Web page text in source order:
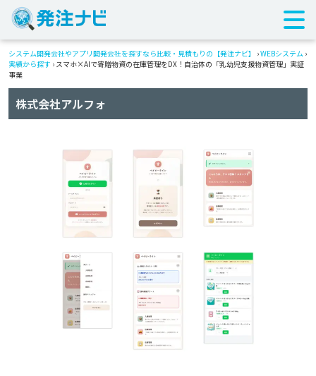
システム開発会社やアプリ開発会社を探すなら比較・見積もりの【発注ナビ】 ›WEBシステム ›
実績から探す › スマホ×AIで寄贈物資の在庫管理をDX！自治体の「乳幼児支援物資管理」実証
事業
株式会社アルフォ